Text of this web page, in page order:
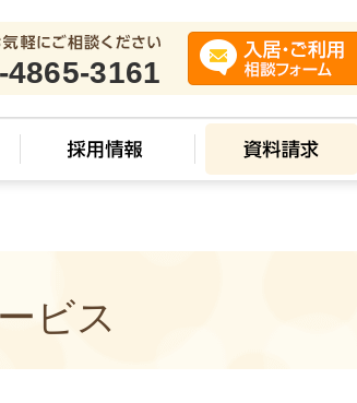
4865-3161
ビス